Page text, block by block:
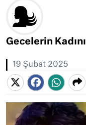
Gecelerin Kadını
19 Şubat 2025